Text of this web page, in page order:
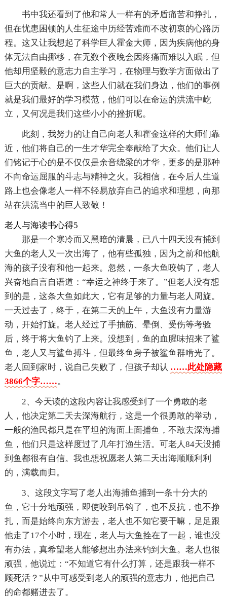
书中我还看到了他和常人一样有的矛盾痛苦和挣扎，
但在忧患困顿的人生征途中历经苦难而不改初衷的心路历
程。这又让我想起了科学巨人霍金大师，因为疾病他的身
体无法自由挪移，在无数个夜晚会因疼痛而难以入眠，但
他却用坚毅的意志力自主学习，在物理与数学方面做出了
巨大的贡献。是啊，这些人们就在我们身边，他们的事例
就是我们最好的学习模范，他们可以在命运的洪流中屹
立，又何况是我们这些小小的挫折呢。
此刻，我努力的让自己向老人和霍金这样的大师们靠
近，他们将自己的一生才华完全奉献给了大众。他们让人
们铭记于心的是不仅仅是余音绕梁的才华，更多的是那种
不向命运屈服的斗志与精神之火。我相信，在今后人生道
路上也会像老人一样不轻易放弃自己的追求和理想，向那
站在洪流当中的巨人致敬！
老人与海读书心得5
那是一个寒冷而又黑暗的清晨，已八十四天没有捕到
大鱼的老人又一次出海了，他有些孤独，因为之前和他航
海的孩子没有和他一起来。忽然，一条大鱼咬钩了，老人
兴奋地自言自语道：“幸运之神终于来了。”但老人没有想
到的是，这条大鱼如此大，它有足够的力量与老人周旋。
一天过去了，终于，在第二天的上午，大鱼没有力量游
动，开始打旋。老人经过了手抽筋、晕倒、受伤等考验
后，终于将大鱼钓了上来。没想到，鱼的血腥味招来了鲨
鱼，老人又与鲨鱼搏斗，但最终鱼身子被鲨鱼群啃光了。
老人回到家时，说自己失败了，但孩子却认 ……此处隐藏
3866个字……。
2、今天读的这段内容让我感受到了一个勇敢的老
人，他决定第二天去深海航行，这是一个很勇敢的举动，
一般的渔民都只是在平坦的海面上面捕鱼，不敢去深海捕
鱼，他们只是这样度过了几年打渔生活。可老人84天没捕
到鱼都很有自信。我也想祝愿老人第二天出海顺顺利利
的，满载而归。
3、这段文字写了老人出海捕鱼捕到一条十分大的
鱼，它十分地顽强，即使咬到吊钩了，也不反抗，也不挣
扎，而是始终向东方游去，老人也不知它要干嘛，足足跟
他走了17个小时，现在，老人与大鱼拴在了一起，谁也没
有办法，真希望老人能够想出办法来钓到大鱼。老人也很
顽强，他说过：“不知道它有什么打算，还是跟我一样不
顾死活？”从中可感受到老人的顽强的意志力，他把自己
的命都赌进去了。